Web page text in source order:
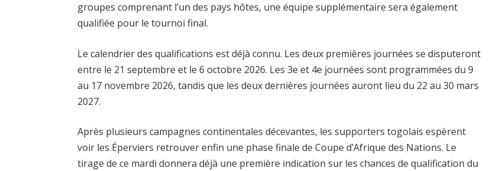
groupes comprenant l’un des pays hôtes, une équipe supplémentaire sera également
qualifiée pour le tournoi final.
Le calendrier des qualifications est déjà connu. Les deux premières journées se disputeront
entre le 21 septembre et le 6 octobre 2026. Les 3e et 4e journées sont programmées du 9
au 17 novembre 2026, tandis que les deux dernières journées auront lieu du 22 au 30 mars
2027.
Après plusieurs campagnes continentales décevantes, les supporters togolais espèrent
voir les Éperviers retrouver enfin une phase finale de Coupe d’Afrique des Nations. Le
tirage de ce mardi donnera déjà une première indication sur les chances de qualification du